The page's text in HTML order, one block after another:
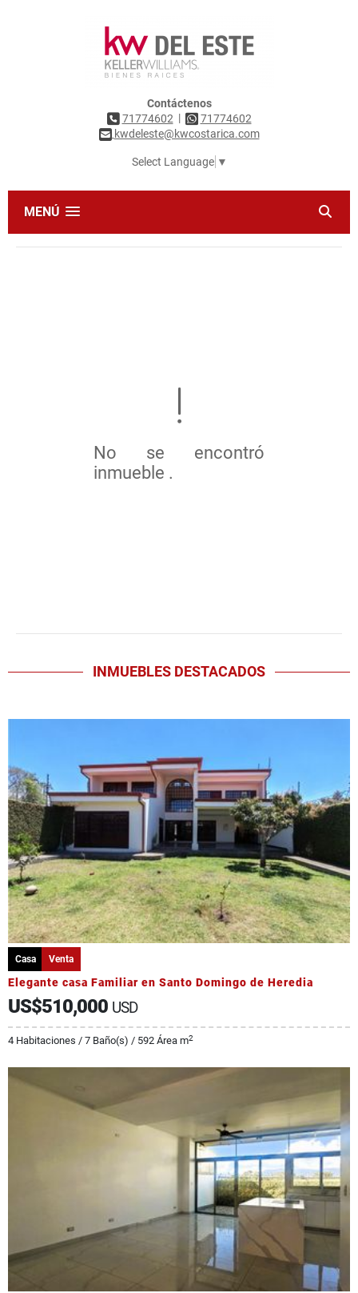
Contáctenos
71774602 |
71774602
kwdeleste@kwcostarica.com
Select Language ▼
MENÚ
No se encontró
inmueble .
INMUEBLES DESTACADOS
Casa Venta
Elegante casa Familiar en Santo Domingo de Heredia
US$510,000 USD
4 Habitaciones / 7 Baño(s) / 592 Área m2